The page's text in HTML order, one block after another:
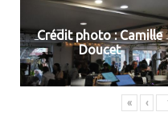
Crédit photo : Camille
Doucet
« ‹